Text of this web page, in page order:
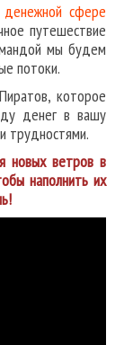
денежной сфере
путешествие
мы будем
потоки.
которое
денег в вашу
трудностями.
новых ветров в
наполнить их